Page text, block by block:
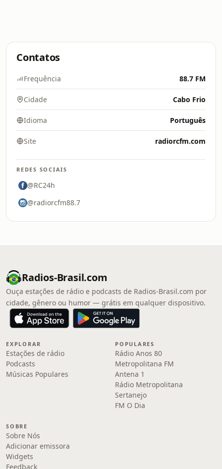
Contatos
Frequência 88.7 FM
Cidade Cabo Frio
Idioma Português
Site radiorcfm.com
REDES SOCIAIS
@RC24h
@radiorcfm88.7
Radios-Brasil.com
Ouça estações de rádio e podcasts de Radios-Brasil.com por
cidade, gênero ou humor — grátis em qualquer dispositivo.
EXPLORAR
Estações de rádio
Podcasts
Músicas Populares
POPULARES
Rádio Anos 80
Metropolitana FM
Antena 1
Rádio Metropolitana
Sertanejo
FM O Dia
SOBRE
Sobre Nós
Adicionar emissora
Widgets
Feedback